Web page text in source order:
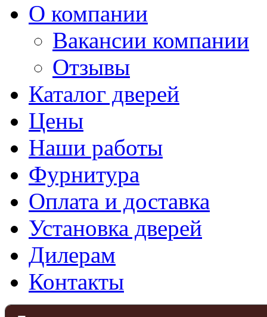
О компании
Вакансии компании
Отзывы
Каталог дверей
Цены
Наши работы
Фурнитура
Оплата и доставка
Установка дверей
Дилерам
Контакты